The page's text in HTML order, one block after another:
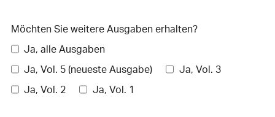
Möchten Sie weitere Ausgaben erhalten?
Ja, alle Ausgaben
Ja, Vol. 5 (neueste Ausgabe)
Ja, Vol. 3
Ja, Vol. 2
Ja, Vol. 1